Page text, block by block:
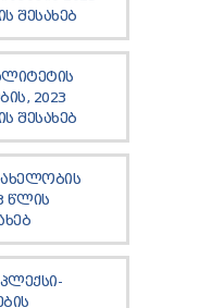
AND
ᲨᲔᲡᲐᲮᲔᲑ
2023
ᲨᲔᲡᲐᲮᲔᲑ
ᲬᲚᲘᲡ